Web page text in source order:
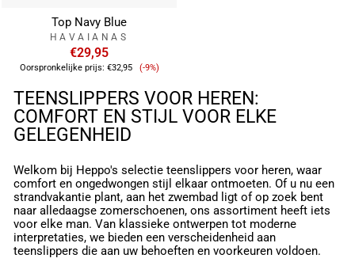
Top Navy Blue
HAVAIANAS
€29,95
Oorspronkelijke prijs: €32,95 Verkoopprijs
(-9%)
TEENSLIPPERS VOOR HEREN:
COMFORT EN STIJL VOOR ELKE
GELEGENHEID
Welkom bij Heppo's selectie teenslippers voor heren, waar
comfort en ongedwongen stijl elkaar ontmoeten. Of u nu een
strandvakantie plant, aan het zwembad ligt of op zoek bent
naar alledaagse zomerschoenen, ons assortiment heeft iets
voor elke man. Van klassieke ontwerpen tot moderne
interpretaties, we bieden een verscheidenheid aan
teenslippers die aan uw behoeften en voorkeuren voldoen.